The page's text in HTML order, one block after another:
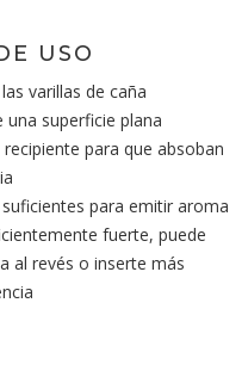
USO
varillas de caña
superficie plana
para que absoban
para emitir aroma
fuerte, puede
al revés o inserte más